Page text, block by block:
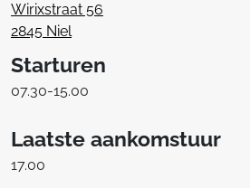
Wirixstraat 56
2845 Niel
Starturen
07.30-15.00
Laatste aankomstuur
17.00